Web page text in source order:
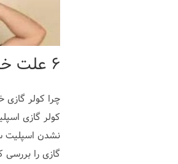
۶ علت خنک نکردن کولر گازی
چرا کولر
کولر گازی
گازی را